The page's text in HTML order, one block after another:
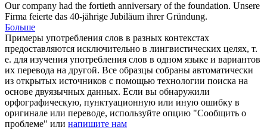
Our company had the fortieth anniversary of the foundation. Unsere
Firma feierte das 40-jährige Jubiläum ihrer Gründung.
Больше
Примеры употребления слов в разных контекстах
предоставляются исключительно в лингвистических целях, т.
е. для изучения употребления слов в одном языке и вариантов
их перевода на другой. Все образцы собраны автоматически
из открытых источников с помощью технологии поиска на
основе двуязычных данных. Если вы обнаружили
орфографическую, пунктуационную или иную ошибку в
оригинале или переводе, используйте опцию "Сообщить о
проблеме" или напишите нам